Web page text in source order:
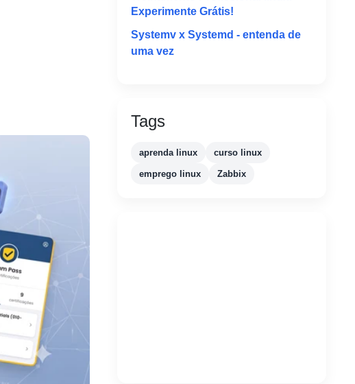
Experimente Grátis! ‪
Systemv x Systemd - entenda de
uma vez
Tags
aprenda linux curso linux
emprego linux Zabbix